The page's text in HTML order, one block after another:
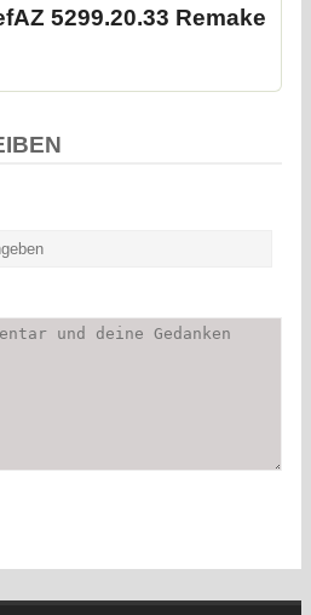
5299.20.33 Remake